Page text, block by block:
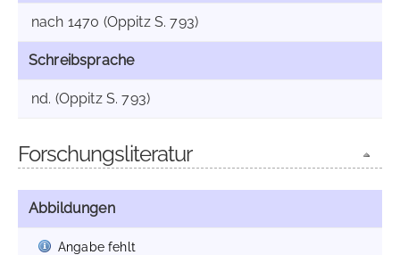
nach 1470 (Oppitz S. 793)
Schreibsprache
nd. (Oppitz S. 793)
Forschungsliteratur
Abbildungen
Angabe fehlt